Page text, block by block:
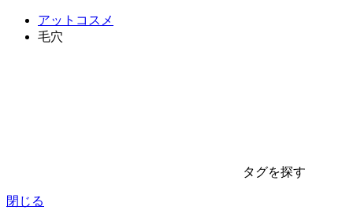
アットコスメ
毛穴
タグを探す
閉じる